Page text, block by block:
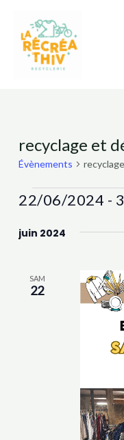
contenu
recyclage et
Évènements
Évènements
22/06/2024 -
une
juin 2024
SAM
22